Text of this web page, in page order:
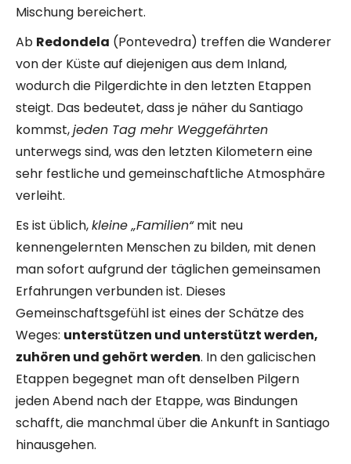
Mischung bereichert.
Ab Redondela (Pontevedra) treffen die Wanderer
von der Küste auf diejenigen aus dem Inland,
wodurch die Pilgerdichte in den letzten Etappen
steigt. Das bedeutet, dass je näher du Santiago
kommst,jeden Tag mehr Weggefährten
unterwegs sind, was den letzten Kilometern eine
sehr festliche und gemeinschaftliche Atmosphäre
verleiht.
Es ist üblich,kleine „Familien“mit neu
kennengelernten Menschen zu bilden, mit denen
man sofort aufgrund der täglichen gemeinsamen
Erfahrungen verbunden ist. Dieses
Gemeinschaftsgefühl ist eines der Schätze des
Weges: unterstützen und unterstützt werden,
zuhören und gehört werden. In den galicischen
Etappen begegnet man oft denselben Pilgern
jeden Abend nach der Etappe, was Bindungen
schafft, die manchmal über die Ankunft in Santiago
hinausgehen.